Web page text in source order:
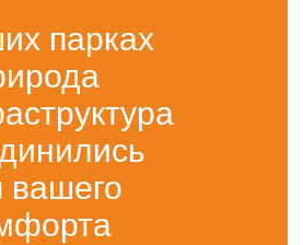
парках
вашего